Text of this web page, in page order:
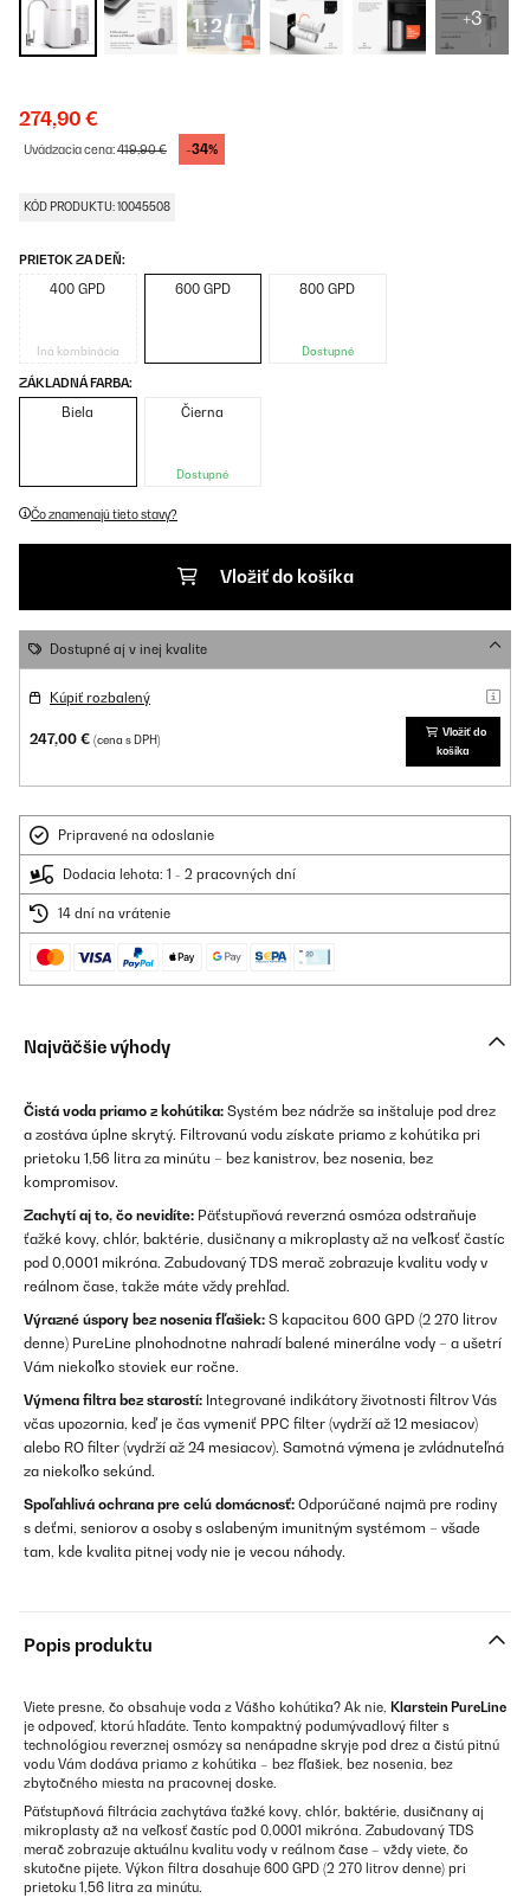
+3
274,90 €
Uvádzacia cena:419,90 € -34%
KÓD PRODUKTU: 10045508
PRIETOK ZA DEŇ:
400 GPD
Iná kombinácia
600 GPD 800 GPD
Dostupné
ZÁKLADNÁ FARBA:
Biela Čierna
Dostupné
Čo znamenajú tieto stavy?
Vložiť do košíka
Dostupné aj v inej kvalite
Kúpiť rozbalený
247,00 € (cena s DPH)
Vložiť do
košíka
Pripravené na odoslanie
Dodacia lehota: 1 - 2 pracovných dní
14 dní na vrátenie
Najväčšie výhody
Čistá voda priamo z kohútika: Systém bez nádrže sa inštaluje pod drez
a zostáva úplne skrytý. Filtrovanú vodu získate priamo z kohútika pri
prietoku 1,56 litra za minútu – bez kanistrov, bez nosenia, bez
kompromisov.
Zachytí aj to, čo nevidíte: Päťstupňová reverzná osmóza odstraňuje
ťažké kovy, chlór, baktérie, dusičnany a mikroplasty až na veľkosť častíc
pod 0,0001 mikróna. Zabudovaný TDS merač zobrazuje kvalitu vody v
reálnom čase, takže máte vždy prehľad.
Výrazné úspory bez nosenia fľašiek: S kapacitou 600 GPD (2 270 litrov
denne) PureLine plnohodnotne nahradí balené minerálne vody – a ušetrí
Vám niekoľko stoviek eur ročne.
Výmena filtra bez starostí: Integrované indikátory životnosti filtrov Vás
včas upozornia, keď je čas vymeniť PPC filter (vydrží až 12 mesiacov)
alebo RO filter (vydrží až 24 mesiacov). Samotná výmena je zvládnuteľná
za niekoľko sekúnd.
Spoľahlivá ochrana pre celú domácnosť: Odporúčané najmä pre rodiny
s deťmi, seniorov a osoby s oslabeným imunitným systémom – všade
tam, kde kvalita pitnej vody nie je vecou náhody.
Popis produktu
Viete presne, čo obsahuje voda z Vášho kohútika? Ak nie, Klarstein PureLine
je odpoveď, ktorú hľadáte. Tento kompaktný podumývadlový filter s
technológiou reverznej osmózy sa nenápadne skryje pod drez a čistú pitnú
vodu Vám dodáva priamo z kohútika – bez fľašiek, bez nosenia, bez
zbytočného miesta na pracovnej doske.
Päťstupňová filtrácia zachytáva ťažké kovy, chlór, baktérie, dusičnany aj
mikroplasty až na veľkosť častíc pod 0,0001 mikróna. Zabudovaný TDS
merač zobrazuje aktuálnu kvalitu vody v reálnom čase – vždy viete, čo
skutočne pijete. Výkon filtra dosahuje 600 GPD (2 270 litrov denne) pri
prietoku 1,56 litra za minútu.